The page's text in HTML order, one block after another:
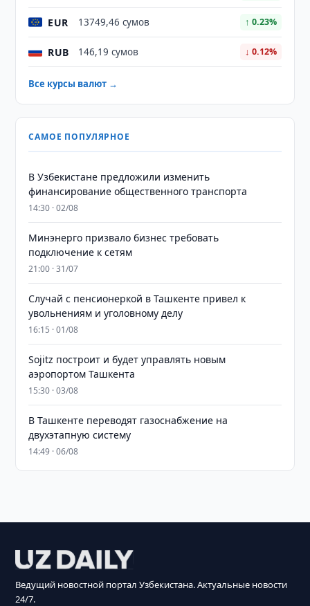
EUR 13749,46 сумов ↑ 0.23%
RUB 146,19 сумов ↓ 0.12%
Все курсы валют →
САМОЕ ПОПУЛЯРНОЕ
В Узбекистане предложили изменить
финансирование общественного транспорта
14:30 · 02/08
Минэнерго призвало бизнес требовать
подключение к сетям
21:00 · 31/07
Случай с пенсионеркой в Ташкенте привел к
увольнениям и уголовному делу
16:15 · 01/08
Sojitz построит и будет управлять новым
аэропортом Ташкента
15:30 · 03/08
В Ташкенте переводят газоснабжение на
двухэтапную систему
14:49 · 06/08
Ведущий новостной портал Узбекистана. Актуальные новости
24/7.